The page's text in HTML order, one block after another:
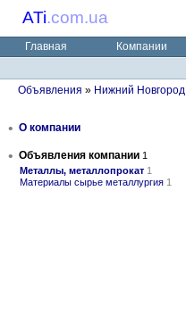
ATi.com.ua
Главная Компании
Объявления » Нижний Новгород
• О компании
• Объявления компании 1
Металлы, металлопрокат 1
Материалы сырье металлургия 1